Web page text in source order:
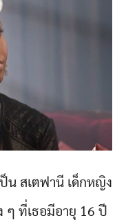
ป็น สเตฟานี เด็กหญิง
ๆ ที่เธอมีอายุ 16 ปี